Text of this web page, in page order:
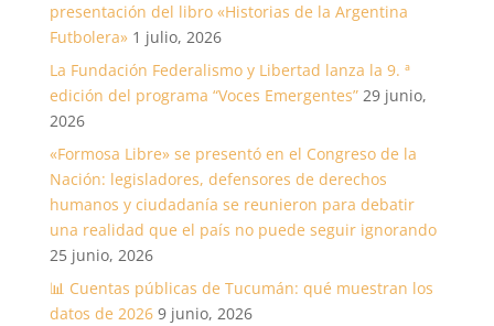
presentación del libro «Historias de la Argentina
Futbolera» 1 julio, 2026
La Fundación Federalismo y Libertad lanza la 9. ª
edición del programa “Voces Emergentes” 29 junio,
2026
«Formosa Libre» se presentó en el Congreso de la
Nación: legisladores, defensores de derechos
humanos y ciudadanía se reunieron para debatir
una realidad que el país no puede seguir ignorando
25 junio, 2026
📊 Cuentas públicas de Tucumán: qué muestran los
datos de 2026 9 junio, 2026